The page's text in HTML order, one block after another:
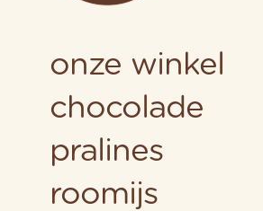
onze winkel
chocolade
pralines
roomijs